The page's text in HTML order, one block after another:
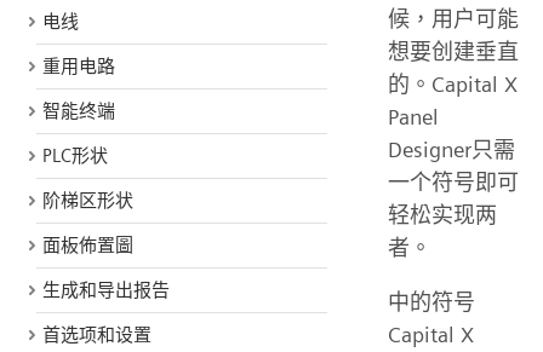
电线
重用电路
智能终端
PLC形状
阶梯区形状
面板佈置圖
生成和导出报告
首选项和设置
候，用户可能
想要创建垂直
的。Capital X
Panel
Designer只需
一个符号即可
轻松实现两
者。
中的符号
Capital X